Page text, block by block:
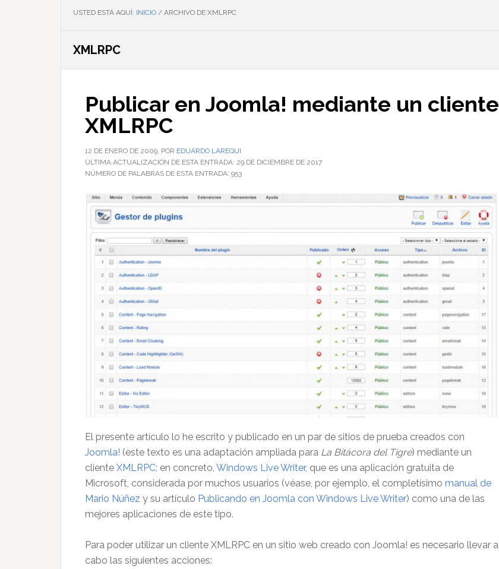
USTED ESTÁ AQUÍ: INICIO / ARCHIVO DE XMLRPC
XMLRPC
Publicar en Joomla! mediante un cliente
XMLRPC
12 DE ENERO DE 2009, POR EDUARDO LAREQUI
ÚLTIMA ACTUALIZACIÓN DE ESTA ENTRADA: 29 DE DICIEMBRE DE 2017
NÚMERO DE PALABRAS DE ESTA ENTRADA: 953
El presente artículo lo he escrito y publicado en un par de sitios de prueba creados con
Joomla! (este texto es una adaptación ampliada para La Bitácora del Tigre) mediante un
cliente XMLRPC; en concreto, Windows Live Writer, que es una aplicación gratuita de
Microsoft, considerada por muchos usuarios (véase, por ejemplo, el completísimo manual de
Mario Núñez y su artículo Publicando en Joomla con Windows Live Writer) como una de las
mejores aplicaciones de este tipo.
Para poder utilizar un cliente XMLRPC en un sitio web creado con Joomla! es necesario llevar a
cabo las siguientes acciones: